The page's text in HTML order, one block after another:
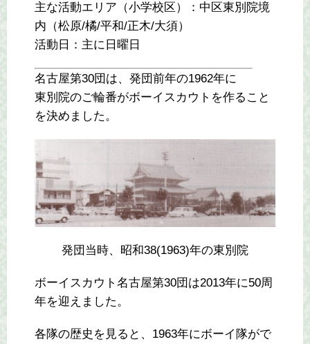
主な活動エリア（小学校区）：中区東別院境
内（松原/橘/平和/正木/大須）
活動日：主に日曜日
名古屋第30団は、発団前年の1962年に
東別院のご輪番がボーイスカウトを作ること
を決めました。
発団当時、昭和38(1963)年の東別院
ボーイスカウト名古屋第30団は2013年に50周
年を迎えました。
各隊の歴史を見ると、1963年にボーイ隊がで